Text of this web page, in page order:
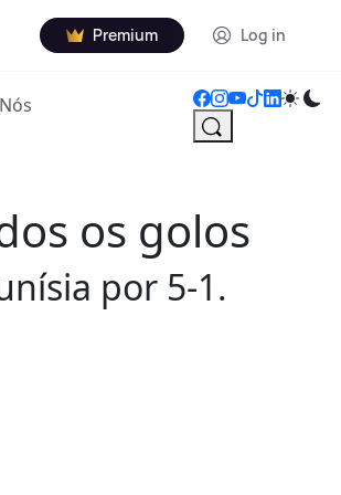
Premium Log in
os golos
por 5-1.